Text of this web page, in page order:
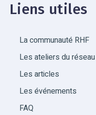
Liens utiles
La communauté RHF
Les ateliers du réseau
Les articles
Les événements
FAQ